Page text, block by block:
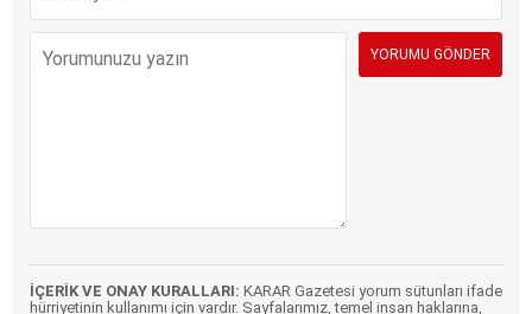
İÇERİK VE ONAY KURALLARI: KARAR Gazetesi yorum sütunları ifade
hürriyetinin kullanımı için vardır. Sayfalarımız, temel insan haklarına,